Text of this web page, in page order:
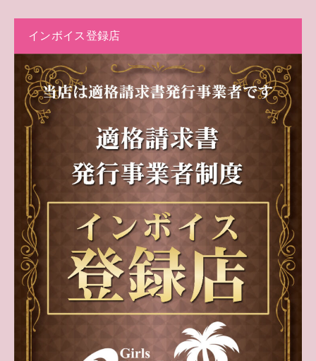
インボイス登録店